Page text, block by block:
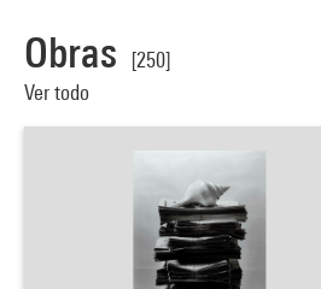
Obras
[250]
Ver todo